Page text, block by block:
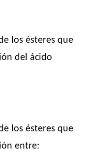
los ésteres que
del ácido
los ésteres que
entre: